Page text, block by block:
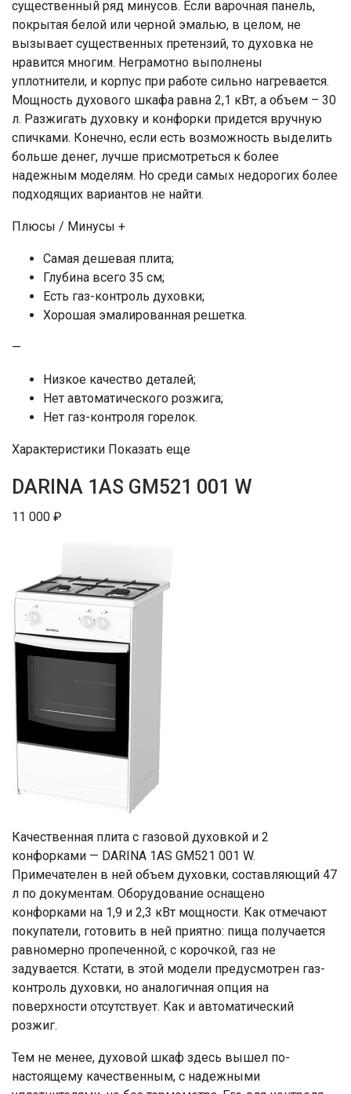
существенный ряд минусов. Если варочная панель,
покрытая белой или черной эмалью, в целом, не
вызывает существенных претензий, то духовка не
нравится многим. Неграмотно выполнены
уплотнители, и корпус при работе сильно нагревается.
Мощность духового шкафа равна 2,1 кВт, а объем – 30
л. Разжигать духовку и конфорки придется вручную
спичками. Конечно, если есть возможность выделить
больше денег, лучше присмотреться к более
надежным моделям. Но среди самых недорогих более
подходящих вариантов не найти.
Плюсы / Минусы +
Самая дешевая плита;
Глубина всего 35 см;
Есть газ-контроль духовки;
Хорошая эмалированная решетка.
—
Низкое качество деталей;
Нет автоматического розжига;
Нет газ-контроля горелок.
Характеристики Показать еще
DARINA 1AS GM521 001 W
11 000 ₽
Качественная плита с газовой духовкой и 2
конфорками — DARINA 1AS GM521 001 W.
Примечателен в ней объем духовки, составляющий 47
л по документам. Оборудование оснащено
конфорками на 1,9 и 2,3 кВт мощности. Как отмечают
покупатели, готовить в ней приятно: пища получается
равномерно пропеченной, с корочкой, газ не
задувается. Кстати, в этой модели предусмотрен газ-
контроль духовки, но аналогичная опция на
поверхности отсутствует. Как и автоматический
розжиг.
Тем не менее, духовой шкаф здесь вышел по-
настоящему качественным, с надежными